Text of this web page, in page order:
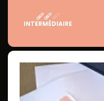
INTERMÉDIAIRE